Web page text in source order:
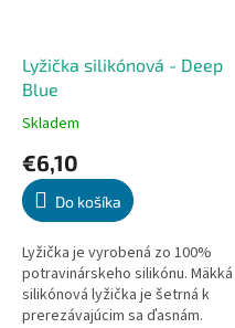
Lyžička silikónová - Deep
Blue
Priemerné
produktu
je
5,0
5
hviezdičiek.
Skladem
€6,10
Do košíka
Lyžička je vyrobená zo 100%
potravinárskeho silikónu. Mäkká
silikónová lyžička je šetrná k
prerezávajúcim sa ďasnám.